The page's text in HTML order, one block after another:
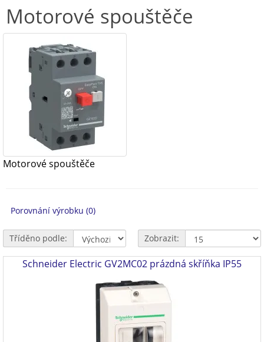
Motorové spouštěče
Motorové spouštěče
Porovnání výrobku (0)
Tříděno podle: Zobrazit:
Schneider Electric GV2MC02 prázdná skříňka IP55